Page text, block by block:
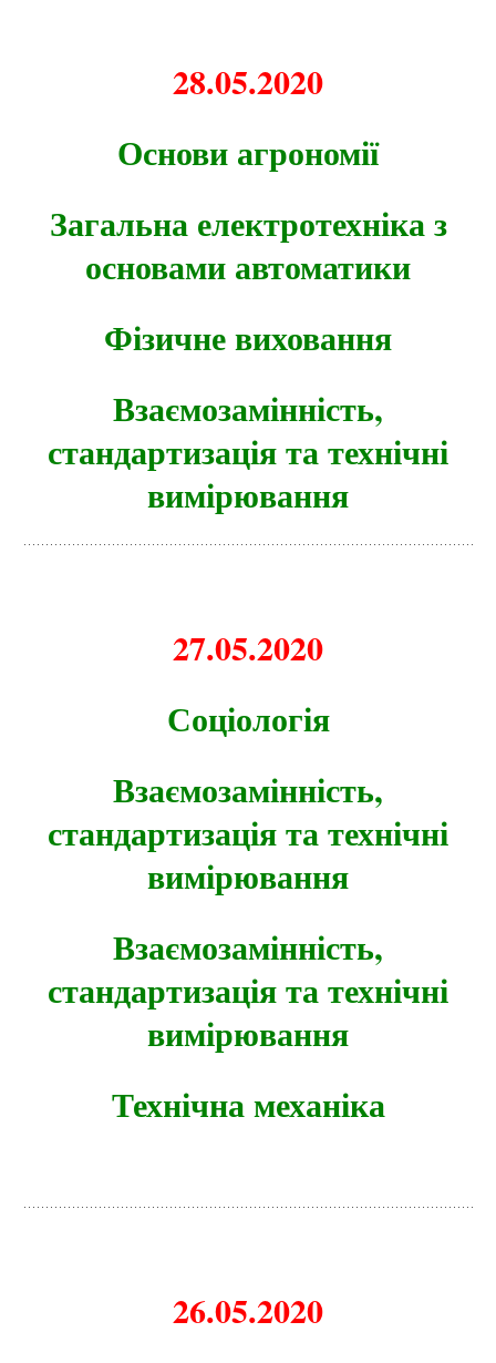
28.05.2020
Основи агрономії
Загальна електротехніка з
основами автоматики
Фізичне виховання
Взаємозамінність,
стандартизація та технічні
вимірювання
27.05.2020
Соціологія
Взаємозамінність,
стандартизація та технічні
вимірювання
Взаємозамінність,
стандартизація та технічні
вимірювання
Технічна механіка
26.05.2020